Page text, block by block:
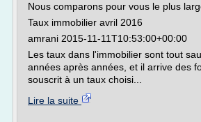
Nous comparons pour vous le plus
Taux immobilier avril 2016
amrani 2015-11-11T10:53:00+00:00
Les taux dans l'immobilier sont tout
années après années, et il arrive des
souscrit à un taux choisi...
Lire la suite